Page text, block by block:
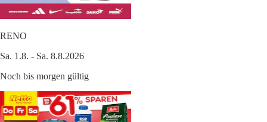
RENO
Sa. 1.8. - Sa. 8.8.2026
Noch bis morgen gültig